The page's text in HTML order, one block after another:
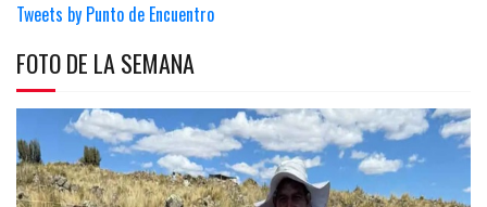
Tweets by Punto de Encuentro
FOTO DE LA SEMANA